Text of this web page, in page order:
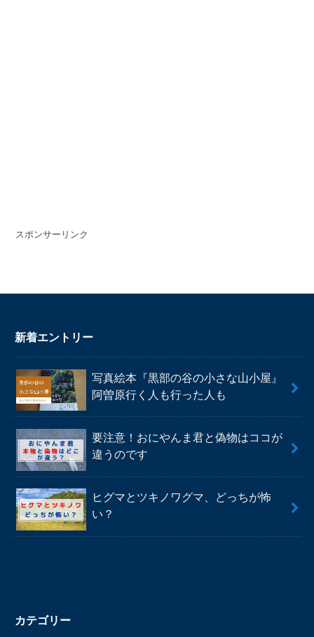
スポンサーリンク
新着エントリー
写真絵本『黒部の谷の小さな山小屋』
阿曽原行く人も行った人も
要注意！おにやんま君と偽物はココが
違うのです
ヒグマとツキノワグマ、どっちが怖
い？
カテゴリー